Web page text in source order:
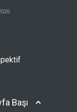
uyardı
Başı